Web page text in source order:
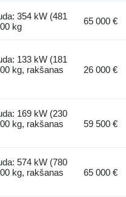
354 kW (481
kg
65 000 €
133 kW (181
kg, rakšanas
26 000 €
169 kW (230
kg, rakšanas
59 500 €
574 kW (780
kg, rakšanas
65 000 €